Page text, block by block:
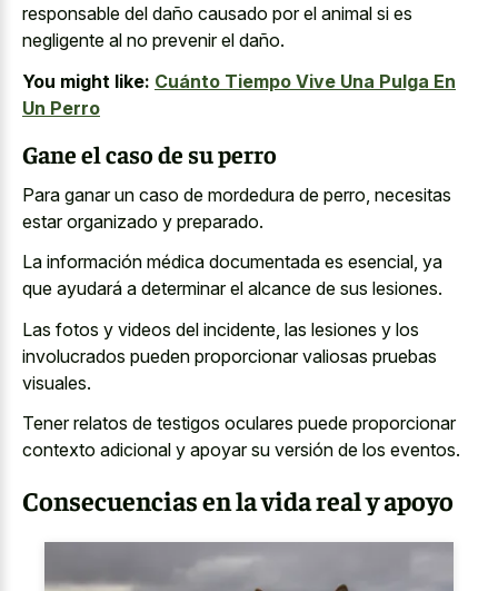
responsable del daño causado por el animal si es
negligente al no prevenir el daño.
You might like: Cuánto Tiempo Vive Una Pulga En
Un Perro
Gane el caso de su perro
Para ganar un caso de mordedura de perro, necesitas
estar organizado y preparado.
La información médica documentada es esencial, ya
que ayudará a determinar el alcance de sus lesiones.
Las fotos y videos del incidente, las lesiones y los
involucrados pueden proporcionar valiosas pruebas
visuales.
Tener relatos de testigos oculares puede proporcionar
contexto adicional y apoyar su versión de los eventos.
Consecuencias en la vida real y apoyo